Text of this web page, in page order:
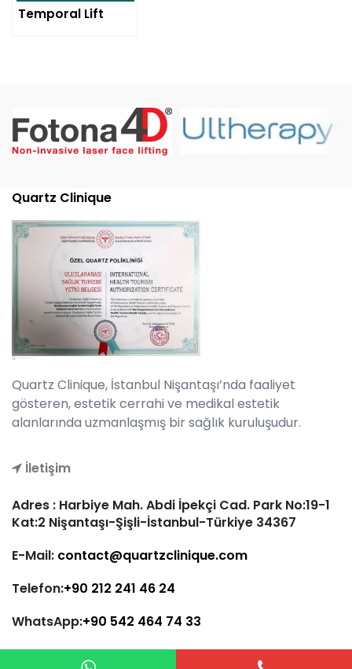
Temporal Lift
Quartz Clinique
Quartz Clinique, İstanbul Nişantaşı’nda faaliyet
gösteren, estetik cerrahi ve medikal estetik
alanlarında uzmanlaşmış bir sağlık kuruluşudur.
İletişim
Adres : Harbiye Mah. Abdi İpekçi Cad. Park No:19-1
Kat:2 Nişantaşı-Şişli-İstanbul-Türkiye 34367
E-Mail: contact@quartzclinique.com
Telefon:+90 212 241 46 24
WhatsApp:+90 542 464 74 33